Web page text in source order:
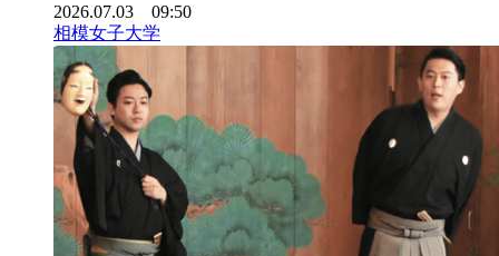
2026.07.03 09:50
相模女子大学